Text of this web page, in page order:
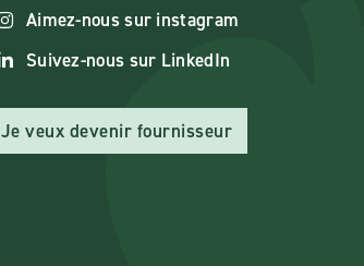
Aimez-nous sur instagram
Suivez-nous sur LinkedIn
Je veux devenir fournisseur